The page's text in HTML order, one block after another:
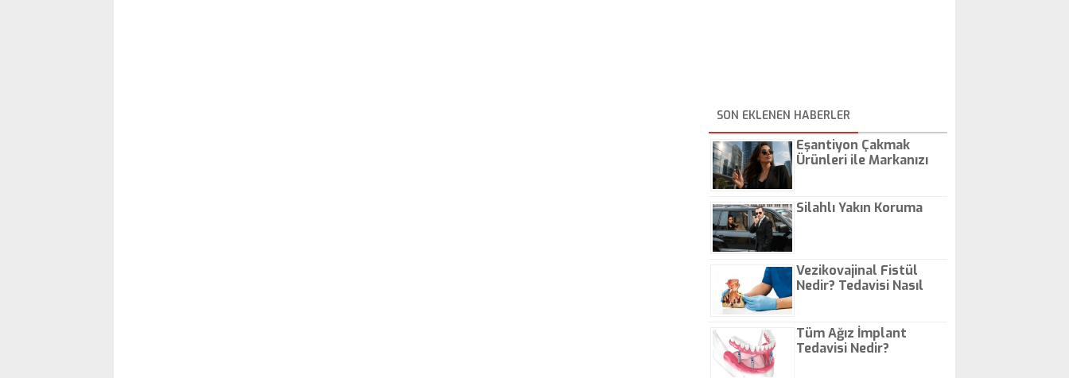
SON EKLENEN HABERLER
Eşantiyon Çakmak
Ürünleri ile Markanızı
Silahlı Yakın Koruma
Vezikovajinal Fistül
Nedir? Tedavisi Nasıl
Tüm Ağız İmplant
Tedavisi Nedir?